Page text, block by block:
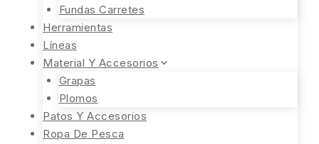
Fundas Carretes
Herramientas
Líneas
Material Y Accesorios
Grapas
Plomos
Patos Y Accesorios
Ropa De Pesca